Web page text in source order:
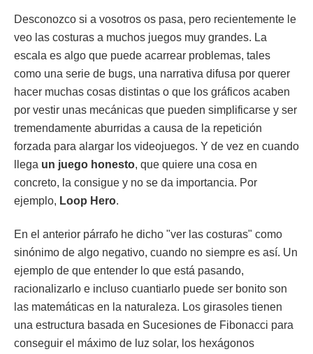
Desconozco si a vosotros os pasa, pero recientemente le
veo las costuras a muchos juegos muy grandes. La
escala es algo que puede acarrear problemas, tales
como una serie de bugs, una narrativa difusa por querer
hacer muchas cosas distintas o que los gráficos acaben
por vestir unas mecánicas que pueden simplificarse y ser
tremendamente aburridas a causa de la repetición
forzada para alargar los videojuegos. Y de vez en cuando
llega un juego honesto, que quiere una cosa en
concreto, la consigue y no se da importancia. Por
ejemplo, Loop Hero.
En el anterior párrafo he dicho "ver las costuras" como
sinónimo de algo negativo, cuando no siempre es así. Un
ejemplo de que entender lo que está pasando,
racionalizarlo e incluso cuantiarlo puede ser bonito son
las matemáticas en la naturaleza. Los girasoles tienen
una estructura basada en Sucesiones de Fibonacci para
conseguir el máximo de luz solar, los hexágonos